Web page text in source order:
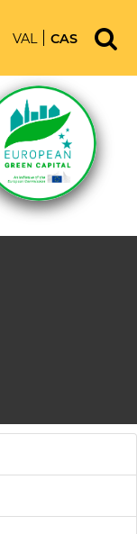
VAL CAS